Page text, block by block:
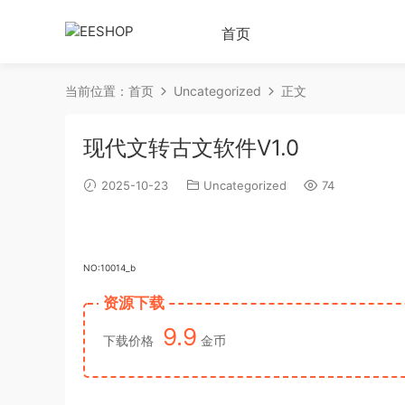
首页
当前位置： 首页 Uncategorized 正文
现代文转古文软件V1.0
2025-10-23 Uncategorized 74
NO:10014_b
资源下载
下载价格 9.9 金币